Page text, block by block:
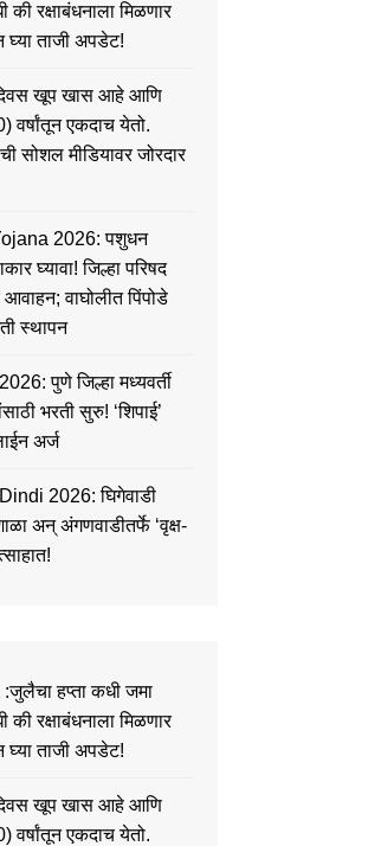
की रक्षाबंधनाला मिळणार
ताजी अपडेट!
खूप खास आहे आणि
वर्षांतून एकदाच येतो.
सोशल मीडियावर जोरदार
2026: पशुधन
घ्यावा! जिल्हा परिषद
वाघोलीत पिंपोडे
स्थापन
पुणे जिल्हा मध्यवर्ती
भरती सुरु! ‘शिपाई’
अर्ज
2026: घिगेवाडी
अन् अंगणवाडीतर्फे ‘वृक्ष-
हप्ता कधी जमा
की रक्षाबंधनाला मिळणार
ताजी अपडेट!
खूप खास आहे आणि
वर्षांतून एकदाच येतो.